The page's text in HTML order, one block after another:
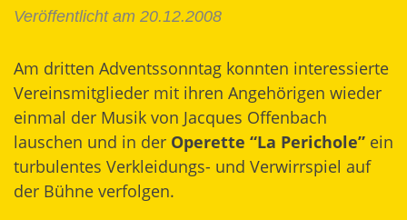
Veröffentlicht am 20.12.2008
Am dritten Adventssonntag konnten interessierte
Vereinsmitglieder mit ihren Angehörigen wieder
einmal der Musik von Jacques Offenbach
lauschen und in der Operette “La Perichole” ein
turbulentes Verkleidungs- und Verwirrspiel auf
der Bühne verfolgen.